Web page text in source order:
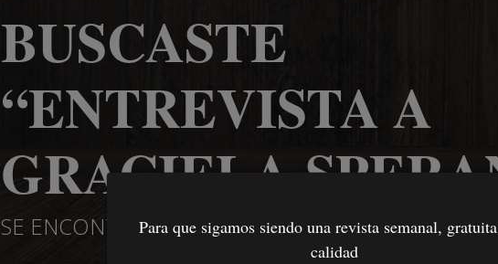
BUSCASTE
“ENTREVISTA A
GRACIELA
SE ENCONTRÓ LO SIGUIENTE:
Para que sigamos siendo una revista semanal,
calidad